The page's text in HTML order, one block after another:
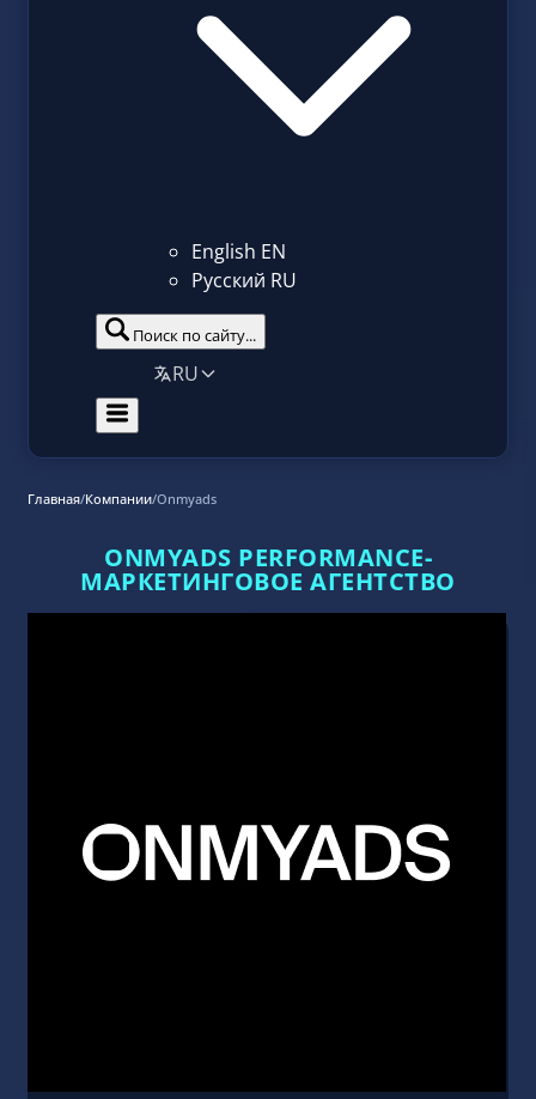
English EN
Русский RU
Поиск по сайту...
RU
Главная/Компании/Onmyads
ONMYADS PERFORMANCE-
МАРКЕТИНГОВОЕ АГЕНТСТВО